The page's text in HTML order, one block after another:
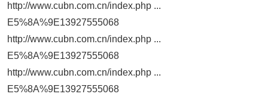
http://www.cubn.com.cn/index.php ...
E5%8A%9E13927555068
http://www.cubn.com.cn/index.php ...
E5%8A%9E13927555068
http://www.cubn.com.cn/index.php ...
E5%8A%9E13927555068